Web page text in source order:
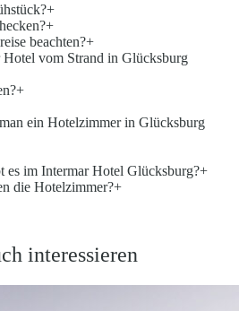
+
+
beachten?+
vom Strand in Glücksburg
+
ein Hotelzimmer in Glücksburg
es im Intermar Hotel Glücksburg?+
die Hotelzimmer?+
interessieren